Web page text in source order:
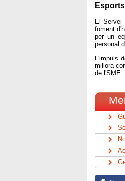
Esports
El Servei
foment
per un
personal
L'impuls
millora
de l'SME.